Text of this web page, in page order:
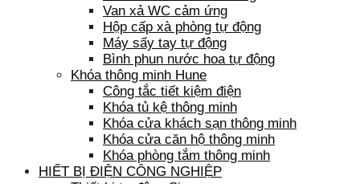
Van xả WC cảm ứng
Hộp cấp xà phòng tự động
Máy sấy tay tự động
Bình phun nước hoa tự động
Khóa thông minh Hune
Công tắc tiết kiệm điện
Khóa tủ kệ thông minh
Khóa cửa khách sạn thông minh
Khóa cửa căn hộ thông minh
Khóa phòng tắm thông minh
HIẾT BỊ ĐIỆN CÔNG NGHIỆP